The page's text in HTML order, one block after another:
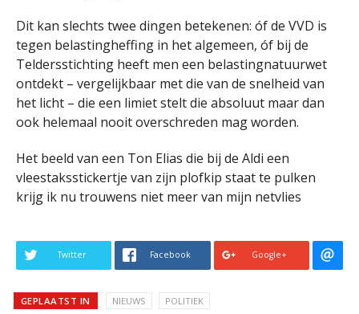
Dit kan slechts twee dingen betekenen: óf de VVD is
tegen belastingheffing in het algemeen, óf bij de
Teldersstichting heeft men een belastingnatuurwet
ontdekt – vergelijkbaar met die van de snelheid van
het licht – die een limiet stelt die absoluut maar dan
ook helemaal nooit overschreden mag worden.
Het beeld van een Ton Elias die bij de Aldi een
vleestaksstickertje van zijn plofkip staat te pulken
krijg ik nu trouwens niet meer van mijn netvlies
Twitter Facebook Google+
GEPLAATST IN NIEUWS POLITIEK